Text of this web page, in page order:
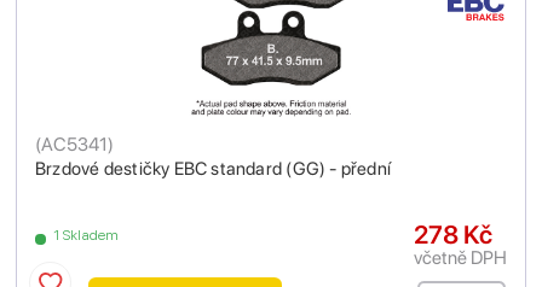
Brzdové destičky EBC standard (GG) - přední
(AC5341)
1 Skladem 278 Kč
včetně DPH